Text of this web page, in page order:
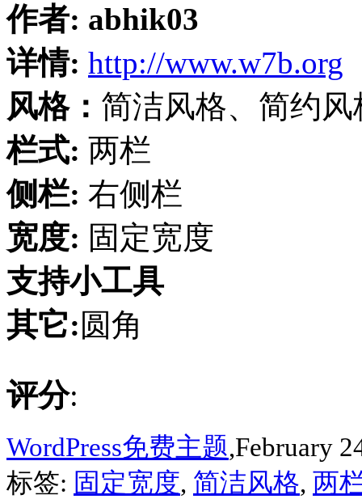
作者: abhik03
详情: http://www.w7b.org
风格： 简洁风格、简约风
栏式: 两栏
侧栏: 右侧栏
宽度: 固定宽度
支持小工具
其它:圆角
评分:
WordPress免费主题,February
标签: 固定宽度, 简洁风格, 两